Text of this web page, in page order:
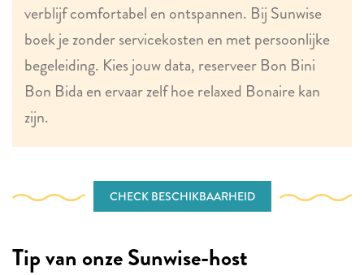
verblijf comfortabel en ontspannen. Bij Sunwise
boek je zonder servicekosten en met persoonlijke
begeleiding. Kies jouw data, reserveer Bon Bini
Bon Bida en ervaar zelf hoe relaxed Bonaire kan
zijn.
CHECK BESCHIKBAARHEID
Tip van onze Sunwise-host